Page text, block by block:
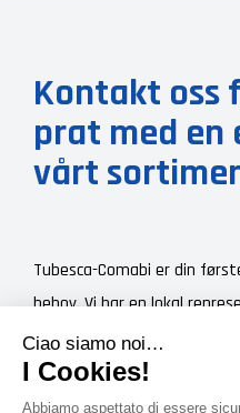
Kontakt oss
prat med en
vårt
Tubesca-Comabi er din
behov. Vi har en lokal
deg, gi deg en detaljert
produktsortiment og et
riktige prisen for ditt